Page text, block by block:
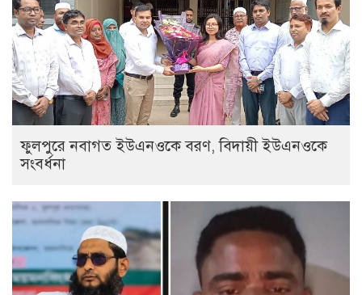
ফুলপুরে নবাগত ইউএনওকে বরণ, বিদায়ী ইউএনওকে
সংবর্ধনা